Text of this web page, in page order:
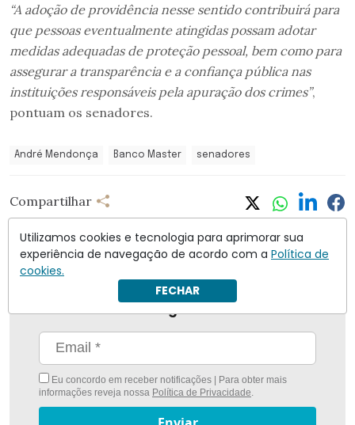
“A adoção de providência nesse sentido contribuirá para
que pessoas eventualmente atingidas possam adotar
medidas adequadas de proteção pessoal, bem como para
assegurar a transparência e a confiança pública nas
instituições responsáveis pela apuração dos crimes”,
pontuam os senadores.
André Mendonça Banco Master senadores
Compartilhar
Nunca foi tão fácil ficar bem informado com
Antagonista
Eu concordo em receber notificações | Para obter mais
informações reveja nossa Política de Privacidade.
Utilizamos cookies e tecnologia para aprimorar sua
experiência de navegação de acordo com a Política de
cookies.
FECHAR